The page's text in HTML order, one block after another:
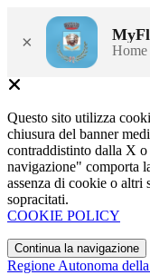
× Home
Questo sito utilizza
chiusura del banner
contraddistinto dalla X
navigazione" comporta
assenza di cookie o altri
sopracitati.
COOKIE POLICY
Continua la navigazione
Regione Autonoma